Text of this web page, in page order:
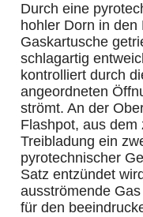
Durch eine
hohler Dorn in den
Gaskartusche
schlagartig
kontrolliert durch
angeordneten
strömt. An der
Flashpot, aus dem
Treibladung ein
pyrotechnischer
Satz entzündet
ausströmende
für den